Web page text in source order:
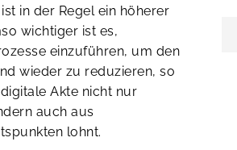
in der Regel ein höherer
wichtiger ist es,
einzuführen, um den
wieder zu reduzieren, so
Akte nicht nur
auch aus
lohnt.